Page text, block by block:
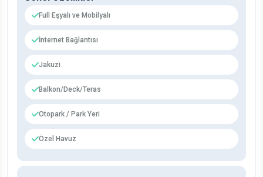
Full Eşyalı ve Mobilyalı
İnternet Bağlantısı
Jakuzi
Balkon/Deck/Teras
Otopark / Park Yeri
Özel Havuz